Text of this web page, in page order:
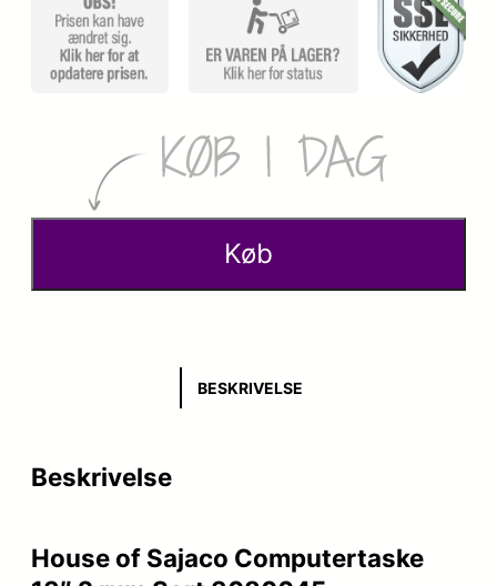
d
e
l
i
v
t
u
e
p
s
k
Køb
BESKRIVELSE
Beskrivelse
House of Sajaco Computertaske